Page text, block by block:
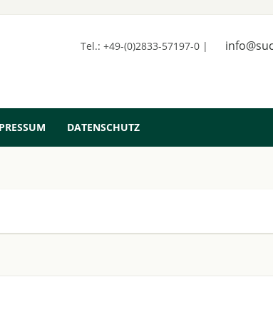
Tel.: +49-(0)2833-57197-0 |
DATENSCHUTZ